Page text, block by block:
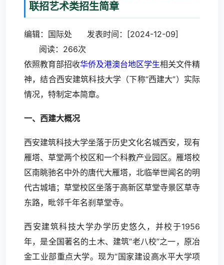
联招艺术类招生简章
编辑：国际处 发表时间：[2024-12-09]
阅读：266次
依照教育部招收华侨及港澳台地区学生相关文件精
神，结合西安建筑科技大学（下称“西建大”）实际
情况，特制定本简章。
一、西建大概况
西安建筑科技大学坐落于历史文化名城西安，现有
雁塔、草堂两个校区和一个科教产业园区。雁塔校
区南眺驰名中外的唐代大雁塔，北临举世闻名的明
代古城墙；草堂校区坐落于高新区草堂寺景区草寺
东路，毗邻千年名刹草堂寺。
西安建筑科技大学办学历史悠久，并校于1956
年，是全国著名的土木、建筑“老八校”之一，原冶
金工业部重点大学。现为“国家建设高水平大学项